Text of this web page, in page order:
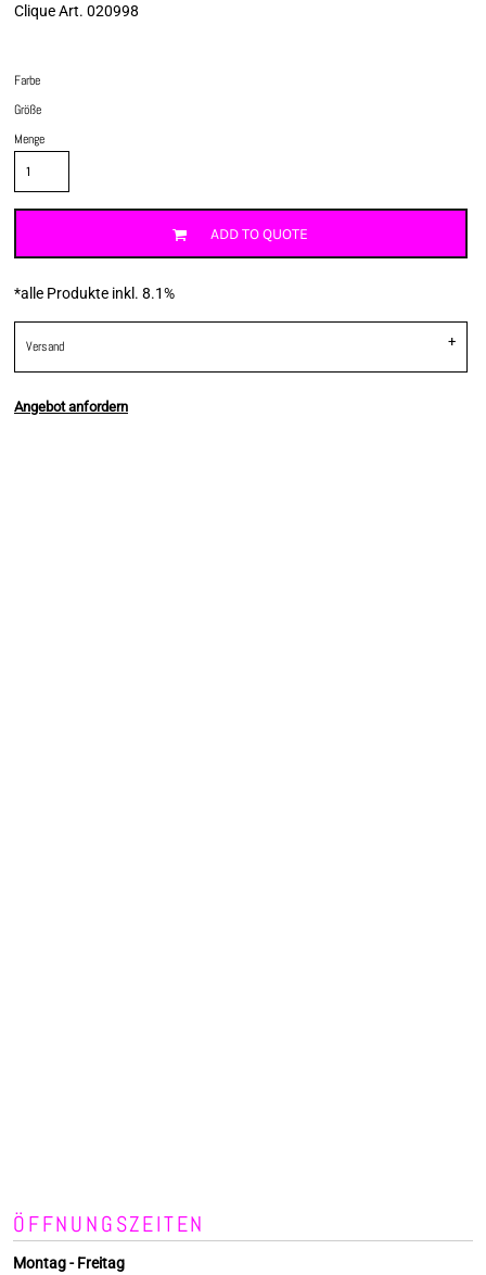
Clique Art. 020998
Farbe
Größe
Menge
ADD TO QUOTE
*alle Produkte inkl. 8.1%
Versand
Angebot anfordern
ÖFFNUNGSZEITEN
Montag - Freitag